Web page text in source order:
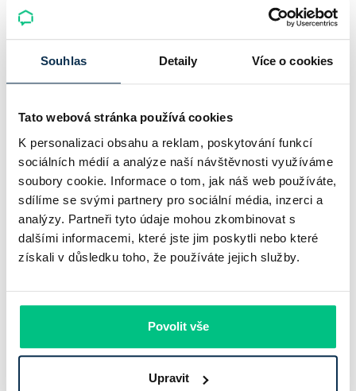
Souhlas Detaily Více o cookies
Tato webová stránka používá cookies
K personalizaci obsahu a reklam, poskytování funkcí
sociálních médií a analýze naší návštěvnosti využíváme
soubory cookie. Informace o tom, jak náš web používáte,
sdílíme se svými partnery pro sociální média, inzerci a
analýzy. Partneři tyto údaje mohou zkombinovat s
dalšími informacemi, které jste jim poskytli nebo které
získali v důsledku toho, že používáte jejich služby.
Povolit vše
Upravit
Komerční banka: pokles zisku
neznamená slabší banku
Komerční banka nabízí docela plastický obrázek dnešního
rostly úvěry a…
Pavel Pohanka|aktualizováno: 31.07.2026